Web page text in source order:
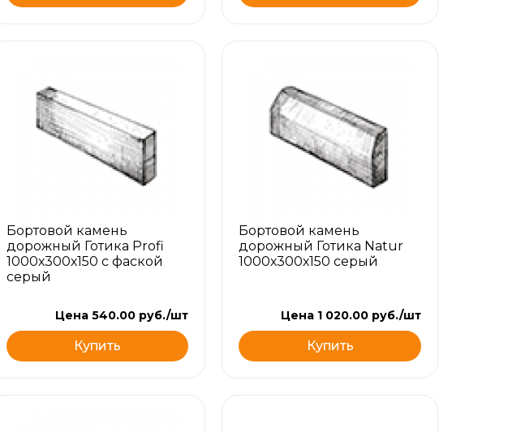
Бортовой камень
дорожный Готика Profi
1000х300х150 с фаской
серый
Цена 540.00 руб./шт
Купить
Бортовой камень
дорожный Готика Natur
1000х300х150 серый
Цена 1 020.00 руб./шт
Купить